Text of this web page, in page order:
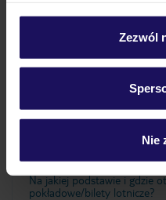
personalizować swój
Szczegółowe informacje
Zezwól
Nie
Ważne informacje
Często zadawane
Jak zmienić uczestników/
Czy w Hotelu będzie
Na jakiej podstawie i gdzie
pokładowe/bilety lotnicze?